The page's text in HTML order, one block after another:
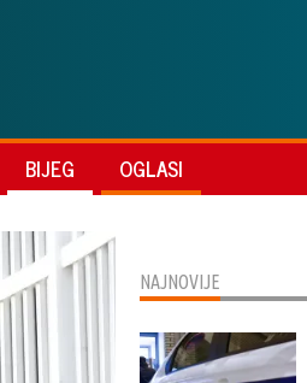
BIJEG OGLASI
NAJNOVIJE